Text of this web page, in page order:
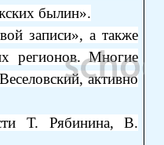
былин».
записи», а также
регионов. Многие
активно
Т. Рябинина, В.